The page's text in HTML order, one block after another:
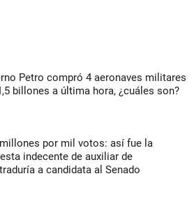
Petro compró 4 aeronaves militares
billones a última hora, ¿cuáles son?
por mil votos: así fue la
indecente de auxiliar de
a candidata al Senado